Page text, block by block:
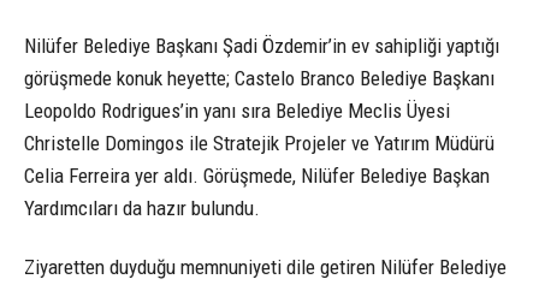
Nilüfer Belediye Başkanı Şadi Özdemir’in ev sahipliği yaptığı
görüşmede konuk heyette; Castelo Branco Belediye Başkanı
Leopoldo Rodrigues’in yanı sıra Belediye Meclis Üyesi
Christelle Domingos ile Stratejik Projeler ve Yatırım Müdürü
Celia Ferreira yer aldı. Görüşmede, Nilüfer Belediye Başkan
Yardımcıları da hazır bulundu.
Ziyaretten duyduğu memnuniyeti dile getiren Nilüfer Belediye